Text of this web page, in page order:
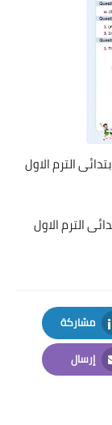
الترم الاول
الترم الاول
مشاركة
LinkedIn
إرسال
Email